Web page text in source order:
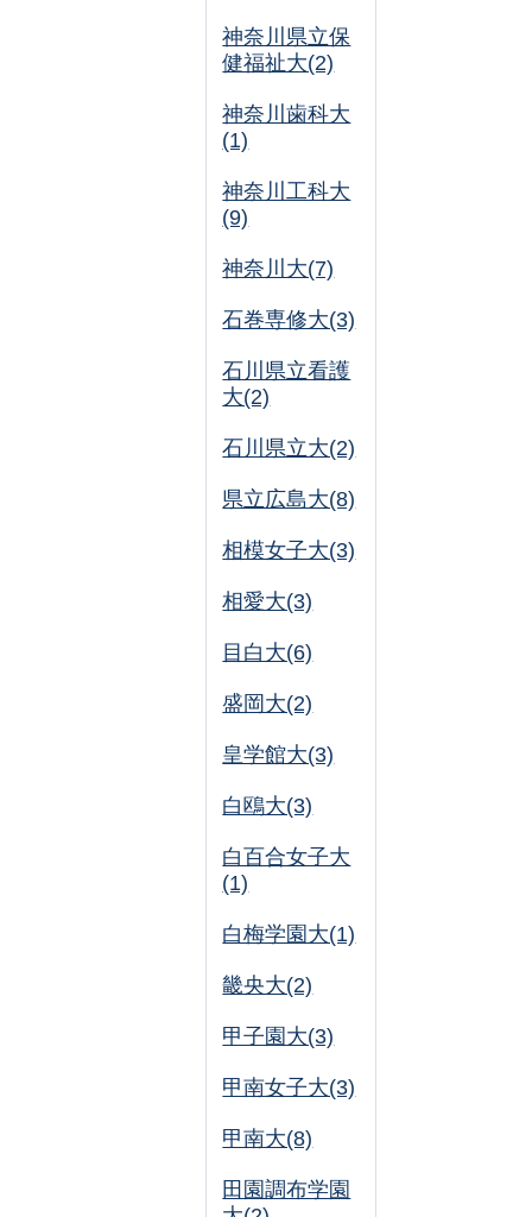
神奈川県立保
健福祉大(2)
神奈川歯科大
(1)
神奈川工科大
(9)
神奈川大(7)
石巻専修大(3)
石川県立看護
大(2)
石川県立大(2)
県立広島大(8)
相模女子大(3)
相愛大(3)
目白大(6)
盛岡大(2)
皇学館大(3)
白鴎大(3)
白百合女子大
(1)
白梅学園大(1)
畿央大(2)
甲子園大(3)
甲南女子大(3)
甲南大(8)
田園調布学園